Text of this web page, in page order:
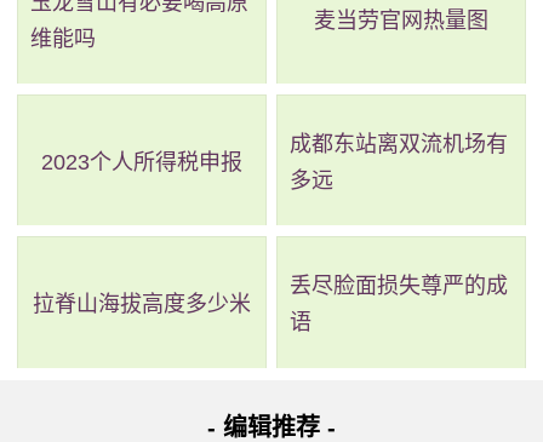
维能吗
麦当劳官网热量图
2023个人所得税申报
成都东站离双流机场有
多远
拉脊山海拔高度多少米
丢尽脸面损失尊严的成
语
- 编辑推荐 -